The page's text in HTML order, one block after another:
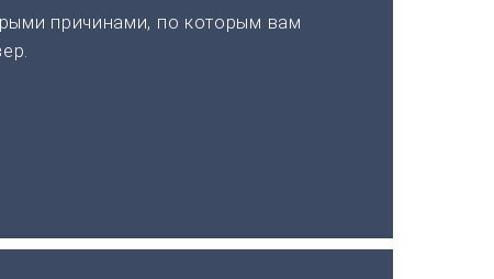
причинами, по которым вам